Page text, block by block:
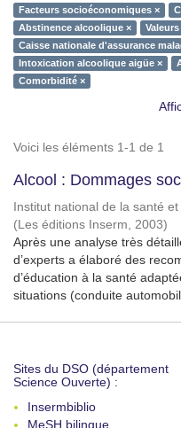
Facteurs socioéconomiques ×
Abstinence alcoolique ×
Caisse nationale d'assurance
Intoxication alcoolique aigüe ×
Comorbidité ×
Voici les éléments 1-1 de 1
Alcool : Dommages
Institut national de la santé
(Les éditions Inserm, 2003)
Après une analyse très
d’experts a élaboré des
d’éducation à la santé
situations (conduite
Sites du DSO (département
Science Ouverte) :
Insermbiblio
MeSH bilingue